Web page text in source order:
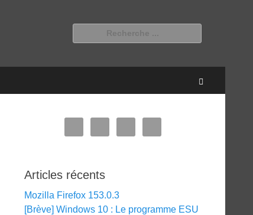
Articles récents
Mozilla Firefox 153.0.3
[Brève] Windows 10 : Le programme ESU